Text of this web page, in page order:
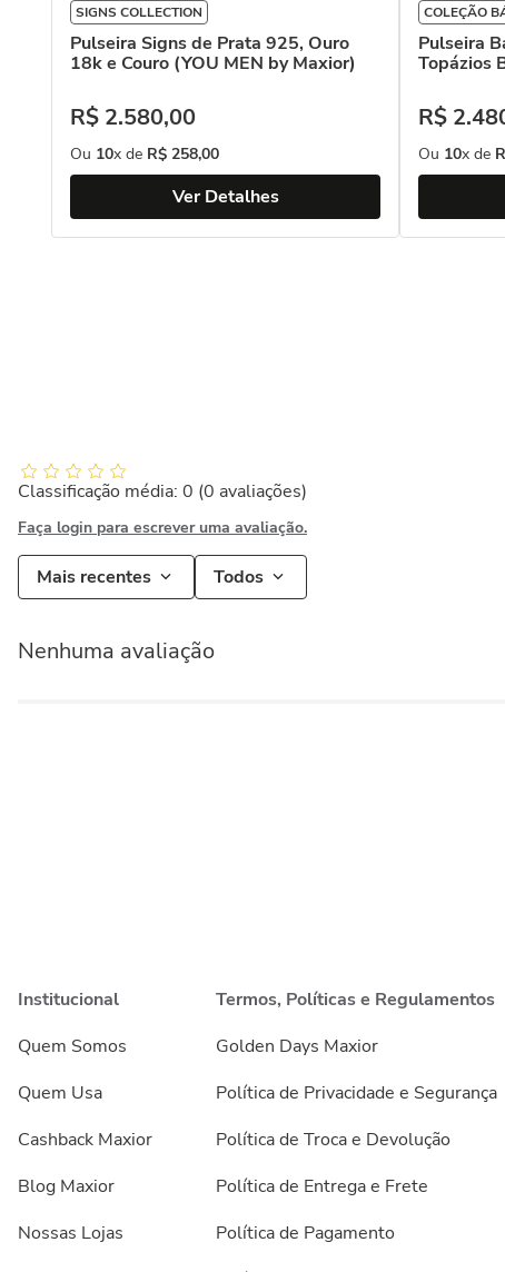
SIGNS COLLECTION
Pulseira Signs de Prata 925, Ouro
18k e Couro (YOU MEN by Maxior)
R$ 2.580,00
Ou 10x de R$ 258,00
Ver Detalhes
COLEÇÃO
Pulseira
Topázios
R$ 2.
Ou 10x de
Classificação média: 0 (0 avaliações)
Faça login para escrever uma avaliação.
Mais recentes Todos
Nenhuma avaliação
Institucional
Quem Somos
Quem Usa
Cashback Maxior
Blog Maxior
Nossas Lojas
Termos, Políticas e Regulamentos
Golden Days Maxior
Política de Privacidade e Segurança
Política de Troca e Devolução
Política de Entrega e Frete
Política de Pagamento